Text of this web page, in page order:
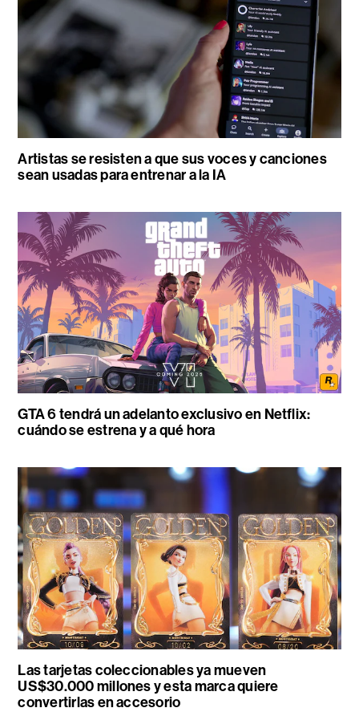
Artistas se resisten a que sus voces y canciones
sean usadas para entrenar a la IA
GTA 6 tendrá un adelanto exclusivo en Netflix:
cuándo se estrena y a qué hora
Las tarjetas coleccionables ya mueven
US$30.000 millones y esta marca quiere
convertirlas en accesorio